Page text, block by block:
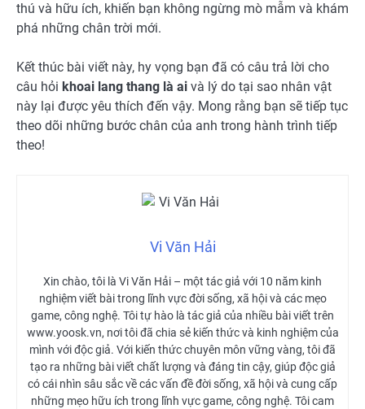
thú và hữu ích, khiến bạn không ngừng mò mẫm và khám
phá những chân trời mới.
Kết thúc bài viết này, hy vọng bạn đã có câu trả lời cho
câu hỏi khoai lang thang là ai và lý do tại sao nhân vật
này lại được yêu thích đến vậy. Mong rằng bạn sẽ tiếp tục
theo dõi những bước chân của anh trong hành trình tiếp
theo!
Vi Văn Hải
Xin chào, tôi là Vi Văn Hải – một tác giả với 10 năm kinh
nghiệm viết bài trong lĩnh vực đời sống, xã hội và các mẹo
game, công nghệ. Tôi tự hào là tác giả của nhiều bài viết trên
www.yoosk.vn, nơi tôi đã chia sẻ kiến thức và kinh nghiệm của
mình với độc giả. Với kiến thức chuyên môn vững vàng, tôi đã
tạo ra những bài viết chất lượng và đáng tin cậy, giúp độc giả
có cái nhìn sâu sắc về các vấn đề đời sống, xã hội và cung cấp
những mẹo hữu ích trong lĩnh vực game, công nghệ. Tôi cam